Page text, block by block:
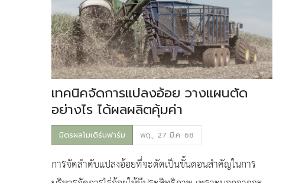
เทคนิคจัดการแปลงอ้อย วางแผนตัด
อย่างไร ได้ผลผลิตคุ้มค่า
มิตรผลโมเดิร์นฟาร์ม พฤ., 27 มี.ค. 68
การจัดลำดับแปลงอ้อยที่จะตัดเป็นขั้นตอนสำคัญในการ